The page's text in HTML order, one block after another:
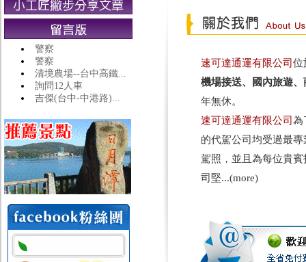
警察
警察
清境農場--台中高鐵...
詢問12人車
吉傑(台中-中港路)...
速可達通運有限公司位
機場接送、國內旅遊
年無休。
速可達通運有限公司為
的代駕公司均受過最
駕照，並且為每位貴
司堅...(more)